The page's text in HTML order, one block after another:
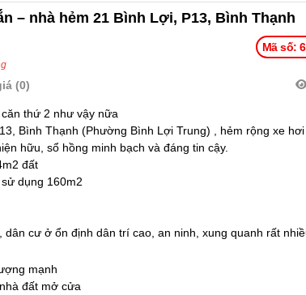
– nhà hẻm 21 Bình Lợi, P13, Bình Thạnh
Mã số:
(0)
thứ 2 như vậy nữa
Bình Thạnh (Phường Bình Lợi Trung) , hẻm rộng xe
hữu, sổ hồng minh bạch và đáng tin cậy.
đất
dụng 160m2
dân cư ở ổn định dân trí cao, an ninh, xung quanh rất
mạnh
đất mở cửa